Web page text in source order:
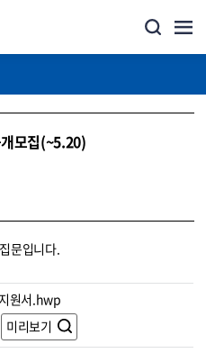
모집(~5.20)
문입니다.
원서.hwp
미리보기